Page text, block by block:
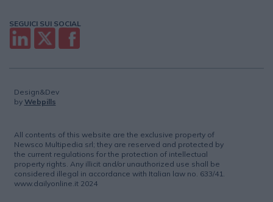
SEGUICI SUI SOCIAL
Design&Dev
by Webpills
All contents of this website are the exclusive property of
Newsco Multipedia srl; they are reserved and protected by
the current regulations for the protection of intellectual
property rights. Any illicit and/or unauthorized use shall be
considered illegal in accordance with Italian law no. 633/41.
www.dailyonline.it 2024